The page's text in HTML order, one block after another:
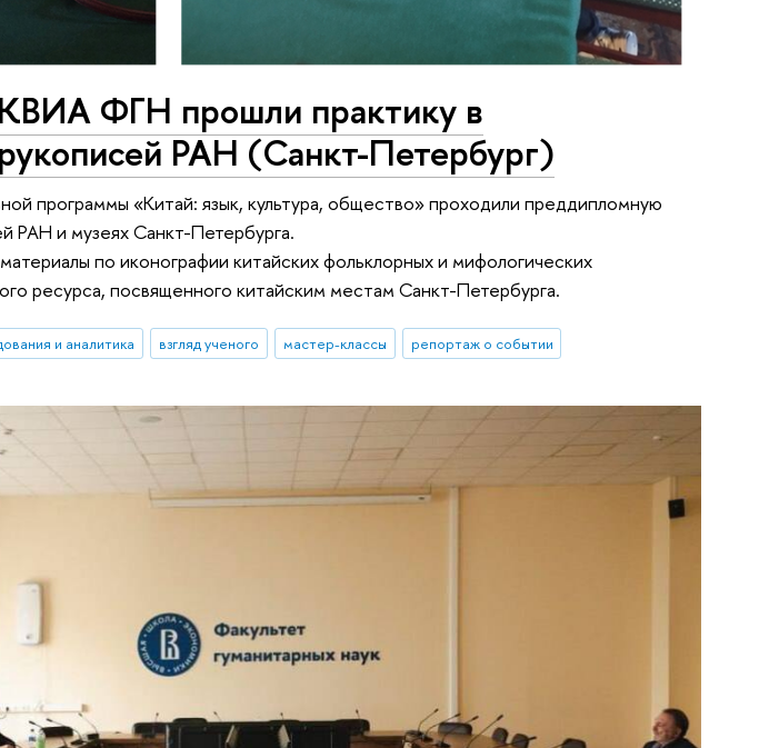
ФГН прошли практику в
РАН (Санкт-Петербург)
программы «Китай: язык, культура, общество» проходили преддипломную
РАН и музеях Санкт-Петербурга.
по иконографии китайских фольклорных и мифологических
ресурса, посвященного китайским местам Санкт-Петербурга.
и аналитика взгляд ученого мастер-классы репортаж о событии